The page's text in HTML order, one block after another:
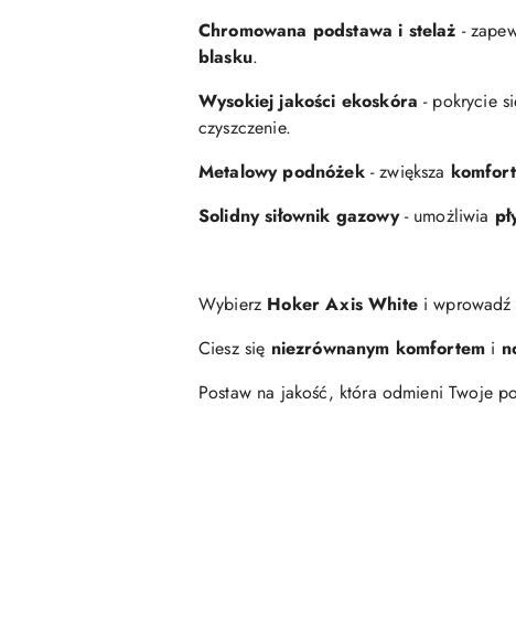
Chromowana podstawa i stelaż -
blasku.
Wysokiej jakości ekoskóra - pokrycie
czyszczenie.
Metalowy podnóżek- zwiększa
Solidny siłownik gazowy- umożliwia
Wybierz Hoker Axis Whitei wprowadź
Ciesz się niezrównanym komfortem i
Postaw na jakość, która odmieni Twoje